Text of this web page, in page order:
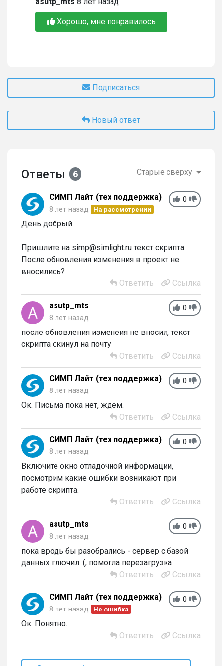
Хорошо, мне понравилось
Подписаться
Новый ответ
Ответы 6 Старые сверху
0
СИМП Лайт (тех поддержка)
8 лет назад На рассмотрении
День добрый.
Пришлите на simp@simlight.ru текст скрипта.
После обновления изменения в проект не
вносились?
Ответить
Ссылка
0
asutp_mts
8 лет назад
после обновления изменеия не вносил, текст
скрипта скинул на почту
Ответить
Ссылка
0
СИМП Лайт (тех поддержка)
8 лет назад
Ок. Письма пока нет, ждём.
Ответить
Ссылка
0
СИМП Лайт (тех поддержка)
8 лет назад
Включите окно отладочной информации,
посмотрим какие ошибки возникают при
работе скрипта.
Ответить
Ссылка
0
asutp_mts
8 лет назад
пока вродь бы разобрались - сервер с базой
данных глючил :(, помогла перезагрузка
Ответить
Ссылка
0
СИМП Лайт (тех поддержка)
8 лет назад Не ошибка
Ок. Понятно.
Ответить
Ссылка